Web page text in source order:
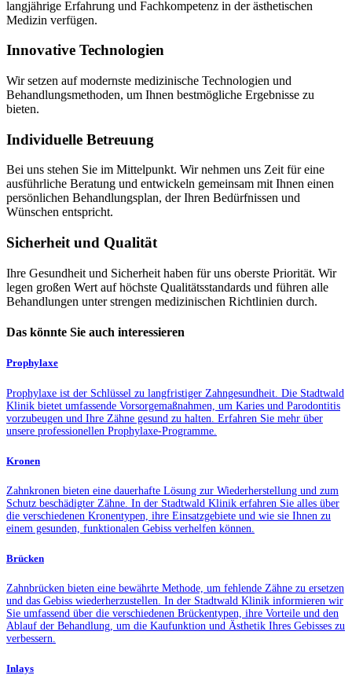
langjährige Erfahrung und Fachkompetenz in der ästhetischen
Medizin verfügen.
Innovative Technologien
Wir setzen auf modernste medizinische Technologien und
Behandlungsmethoden, um Ihnen bestmögliche Ergebnisse zu
bieten.
Individuelle Betreuung
Bei uns stehen Sie im Mittelpunkt. Wir nehmen uns Zeit für eine
ausführliche Beratung und entwickeln gemeinsam mit Ihnen einen
persönlichen Behandlungsplan, der Ihren Bedürfnissen und
Wünschen entspricht.
Sicherheit und Qualität
Ihre Gesundheit und Sicherheit haben für uns oberste Priorität. Wir
legen großen Wert auf höchste Qualitätsstandards und führen alle
Behandlungen unter strengen medizinischen Richtlinien durch.
Das könnte Sie auch interessieren
Prophylaxe
Prophylaxe ist der Schlüssel zu langfristiger Zahngesundheit. Die Stadtwald
Klinik bietet umfassende Vorsorgemaßnahmen, um Karies und Parodontitis
vorzubeugen und Ihre Zähne gesund zu halten. Erfahren Sie mehr über
unsere professionellen Prophylaxe-Programme.
Kronen
Zahnkronen bieten eine dauerhafte Lösung zur Wiederherstellung und zum
Schutz beschädigter Zähne. In der Stadtwald Klinik erfahren Sie alles über
die verschiedenen Kronentypen, ihre Einsatzgebiete und wie sie Ihnen zu
einem gesunden, funktionalen Gebiss verhelfen können.
Brücken
Zahnbrücken bieten eine bewährte Methode, um fehlende Zähne zu ersetzen
und das Gebiss wiederherzustellen. In der Stadtwald Klinik informieren wir
Sie umfassend über die verschiedenen Brückentypen, ihre Vorteile und den
Ablauf der Behandlung, um die Kaufunktion und Ästhetik Ihres Gebisses zu
verbessern.
Inlays